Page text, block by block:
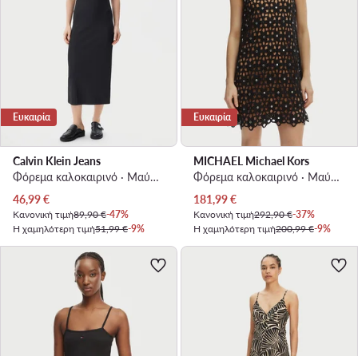
Ευκαιρία
Calvin Klein Jeans
Φόρεμα καλοκαιρινό · Μαύρο · Midi
Τρέχουσα τιμή
46,99€
Κανονική τιμή89,90 €-47%
Η χαμηλότερη τιμή51,99 €-9%
Ευκαιρία
MICHAEL Michael Kors
Φόρεμα καλοκαιρινό · Μαύρο · Mini
Τρέχουσα τιμή
181,99€
Κανονική τιμή292,90 €-37%
Η χαμηλότερη τιμή200,99 €-9%